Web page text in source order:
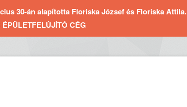
30-án alapította Floriska József és Floriska Attila.
CÉG